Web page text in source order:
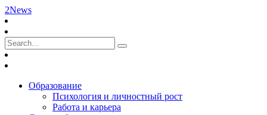
2News
Образование
Психология и личностный рост
Работа и карьера